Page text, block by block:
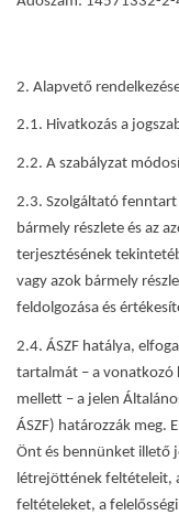
2. Alapvető
2.1. Hivatkozás a
2.2. A szabályzat
2.3. Szolgáltató
bármely részlete és az
terjesztésének
vagy azok bármely
feldolgozása és
2.4. ÁSZF hatálya,
tartalmát – a vonatkozó
mellett – a jelen
ÁSZF) határozzák meg.
Önt és bennünket illető
létrejöttének feltételeit,
feltételeket, a